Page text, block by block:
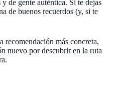
de gente auténtica. Si te dejas
de buenos recuerdos (y, si te
recomendación más concreta,
nuevo por descubrir en la ruta